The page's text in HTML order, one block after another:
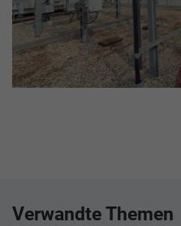
Verwandte Themen